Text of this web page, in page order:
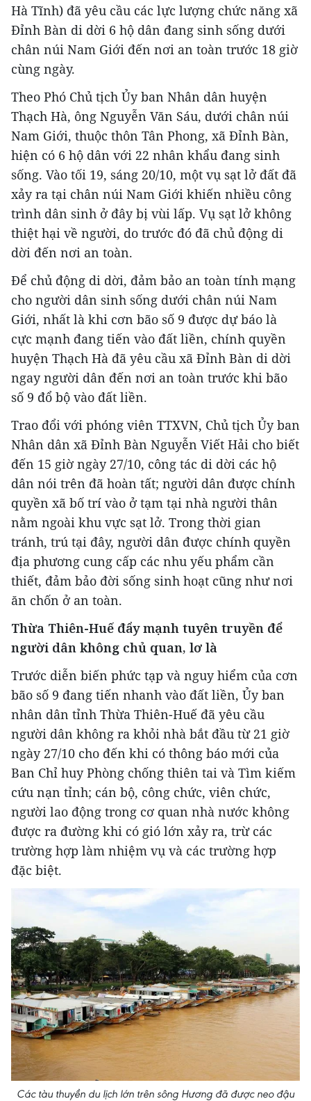
Hà Tĩnh) đã yêu cầu các lực lượng chức năng xã
Đỉnh Bàn di dời 6 hộ dân đang sinh sống dưới
chân núi Nam Giới đến nơi an toàn trước 18 giờ
cùng ngày.
Theo Phó Chủ tịch Ủy ban Nhân dân huyện
Thạch Hà, ông Nguyễn Văn Sáu, dưới chân núi
Nam Giới, thuộc thôn Tân Phong, xã Đỉnh Bàn,
hiện có 6 hộ dân với 22 nhân khẩu đang sinh
sống. Vào tối 19, sáng 20/10, một vụ sạt lở đất đã
xảy ra tại chân núi Nam Giới khiến nhiều công
trình dân sinh ở đây bị vùi lấp. Vụ sạt lở không
thiệt hại về người, do trước đó đã chủ động di
dời đến nơi an toàn.
Để chủ động di dời, đảm bảo an toàn tính mạng
cho người dân sinh sống dưới chân núi Nam
Giới, nhất là khi cơn bão số 9 được dự báo là
cực mạnh đang tiến vào đất liền, chính quyền
huyện Thạch Hà đã yêu cầu xã Đỉnh Bàn di dời
ngay người dân đến nơi an toàn trước khi bão
số 9 đổ bộ vào đất liền.
Trao đổi với phóng viên TTXVN, Chủ tịch Ủy ban
Nhân dân xã Đỉnh Bàn Nguyễn Viết Hải cho biết
đến 15 giờ ngày 27/10, công tác di dời các hộ
dân nói trên đã hoàn tất; người dân được chính
quyền xã bố trí vào ở tạm tại nhà người thân
nằm ngoài khu vực sạt lở. Trong thời gian
tránh, trú tại đây, người dân được chính quyền
địa phương cung cấp các nhu yếu phẩm cần
thiết, đảm bảo đời sống sinh hoạt cũng như nơi
ăn chốn ở an toàn.
Thừa Thiên-Huế đẩy mạnh tuyên truyền để
người dân không chủ quan, lơ là
Trước diễn biến phức tạp và nguy hiểm của cơn
bão số 9 đang tiến nhanh vào đất liền, Ủy ban
nhân dân tỉnh Thừa Thiên-Huế đã yêu cầu
người dân không ra khỏi nhà bắt đầu từ 21 giờ
ngày 27/10 cho đến khi có thông báo mới của
Ban Chỉ huy Phòng chống thiên tai và Tìm kiếm
cứu nạn tỉnh; cán bộ, công chức, viên chức,
người lao động trong cơ quan nhà nước không
được ra đường khi có gió lớn xảy ra, trừ các
trường hợp làm nhiệm vụ và các trường hợp
đặc biệt.
Các tàu thuyền du lịch lớn trên sông Hương đã được neo đậu